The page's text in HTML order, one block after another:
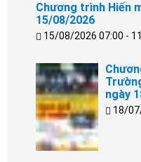
Chương trình Hiến
15/08/2026
15/08/2026 07:00 -
ngày
18/